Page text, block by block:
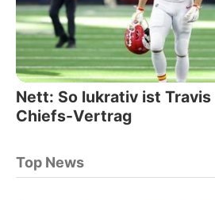
Nett: So lukrativ ist
Chiefs-Vertrag
Top News